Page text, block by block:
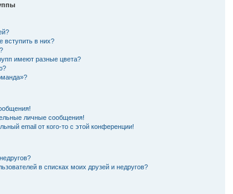
вступить в них?
имеют разные цвета?
личные сообщения!
email от кого-то с этой конференции!
в списках моих друзей и недругов?